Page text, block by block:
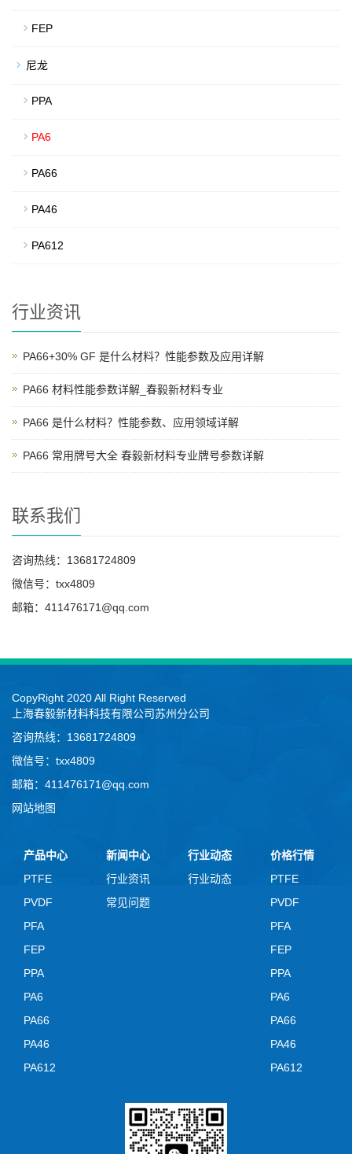
FEP
尼龙
PPA
PA6
PA66
PA46
PA612
行业资讯
PA66+30% GF 是什么材料？性能参数及应用详解
PA66 材料性能参数详解_春毅新材料专业
PA66 是什么材料？性能参数、应用领域详解
PA66 常用牌号大全 春毅新材料专业牌号参数详解
联系我们
咨询热线：13681724809
微信号：txx4809
邮箱：411476171@qq.com
CopyRight 2020 All Right Reserved
上海春毅新材料科技有限公司苏州分公司
咨询热线：13681724809
微信号：txx4809
邮箱：411476171@qq.com
网站地图
产品中心
PTFE
PVDF
PFA
FEP
PPA
PA6
PA66
PA46
PA612
新闻中心
行业资讯
常见问题
行业动态
行业动态
价格行情
PTFE
PVDF
PFA
FEP
PPA
PA6
PA66
PA46
PA612